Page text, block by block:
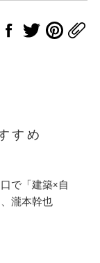
すめ
で「建築×自
瀧本幹也